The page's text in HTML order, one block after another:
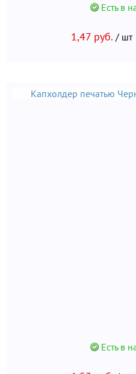
Есть в
1,47 руб. / шт
Капхолдер печатью
Есть в